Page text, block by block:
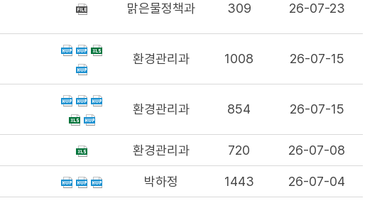
맑은물정책과 309 26-07-23
환경관리과 1008 26-07-15
환경관리과 854 26-07-15
환경관리과 720 26-07-08
박하정 1443 26-07-04